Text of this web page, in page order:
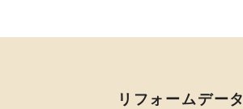
リフォームデータ